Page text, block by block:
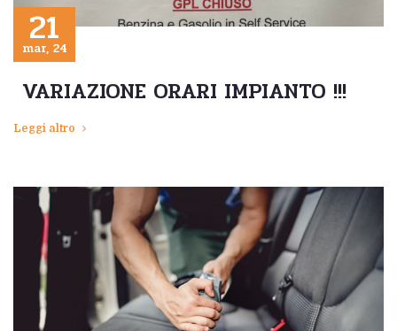
21
mar, 24
VARIAZIONE ORARI IMPIANTO !!!
Leggi altro